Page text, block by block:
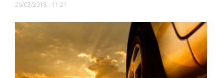
26/03/2018 - 11:21